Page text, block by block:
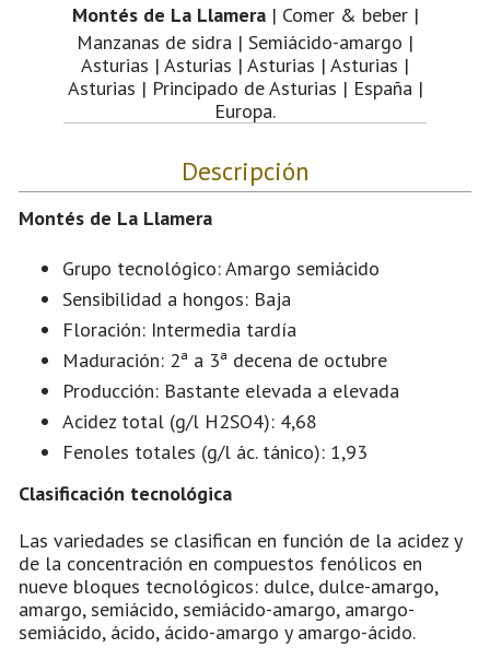
Montés de La Llamera| Comer & beber |
Manzanas de sidra | Semiácido-amargo |
Asturias | Asturias | Asturias | Asturias |
Asturias | Principado de Asturias | España |
Europa.
Descripción
Montés de La Llamera
Grupo tecnológico: Amargo semiácido
Sensibilidad a hongos: Baja
Floración: Intermedia tardía
Maduración: 2ª a 3ª decena de octubre
Producción: Bastante elevada a elevada
Acidez total (g/l H2SO4): 4,68
Fenoles totales (g/l ác. tánico): 1,93
Clasificación tecnológica
Las variedades se clasifican en función de la acidez y
de la concentración en compuestos fenólicos en
nueve bloques tecnológicos: dulce, dulce-amargo,
amargo, semiácido, semiácido-amargo, amargo-
semiácido, ácido, ácido-amargo y amargo-ácido.